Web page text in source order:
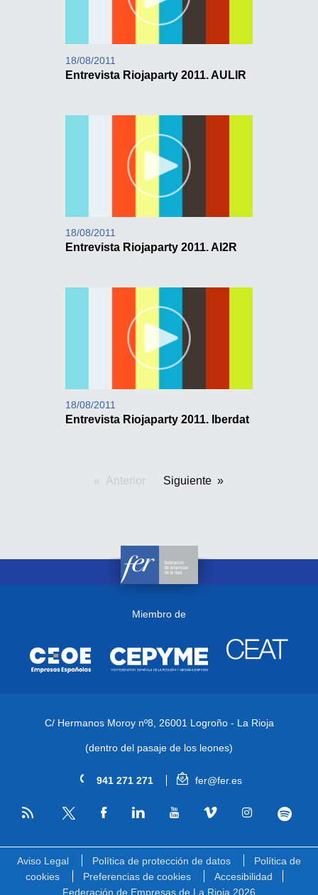
18/08/2011
Entrevista Riojaparty 2011. AULIR
18/08/2011
Entrevista Riojaparty 2011. AI2R
18/08/2011
Entrevista Riojaparty 2011. Iberdat
Anterior pagina
Siguiente
Miembro de
C/ Hermanos Moroy nº8, 26001 Logroño - La Rioja
(dentro del pasaje de los leones)
941 271 271 fer@fer.es
RSS
Aviso Legal Política de protección de datos
Política de
cookies
Preferencias de cookies
Accesibilidad
Federación de Empresas de La Rioja 2026